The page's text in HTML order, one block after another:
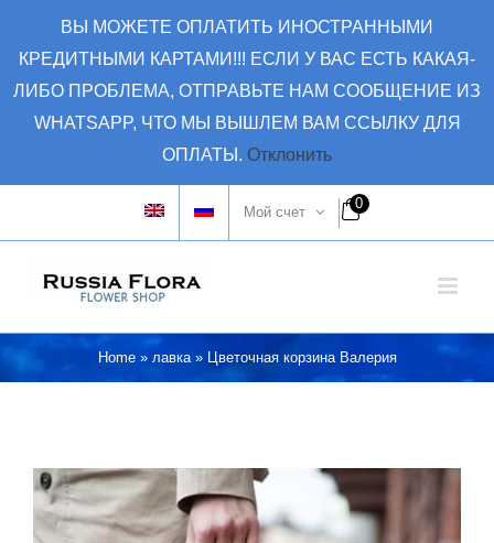
ВЫ МОЖЕТЕ ОПЛАТИТЬ ИНОСТРАННЫМИ
КРЕДИТНЫМИ КАРТАМИ!!! ЕСЛИ У ВАС ЕСТЬ КАКАЯ-
ЛИБО ПРОБЛЕМА, ОТПРАВЬТЕ НАМ СООБЩЕНИЕ ИЗ
WHATSAPP, ЧТО МЫ ВЫШЛЕМ ВАМ ССЫЛКУ ДЛЯ
ОПЛАТЫ. Отклонить
Мой счет
0
Home» лавка» Цветочная корзина Валерия